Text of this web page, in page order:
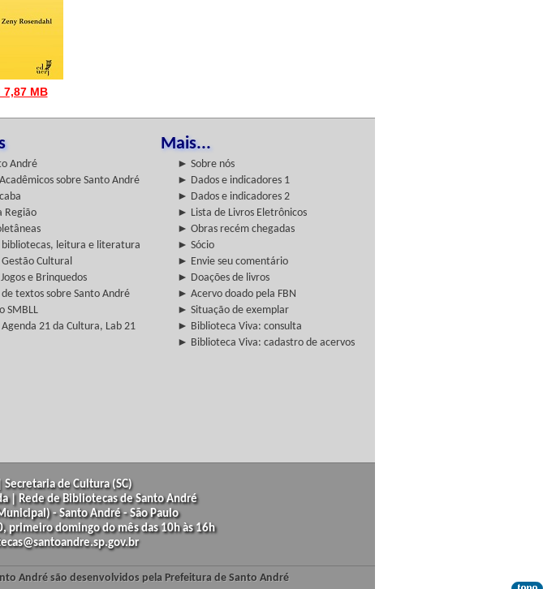
MB
Mais...
André
► Sobre nós
sobre Santo André
► Dados e indicadores 1
► Dados e indicadores 2
Região
► Lista de Livros Eletrônicos
► Obras recém chegadas
leitura e literatura
► Sócio
Cultural
► Envie seu comentário
e Brinquedos
► Doações de livros
textos sobre Santo André
► Acervo doado pela FBN
SMBLL
► Situação de exemplar
21 da Cultura, Lab 21
► Biblioteca Viva: consulta
► Biblioteca Viva: cadastro de acervos
de Cultura (SC)
| Rede de Bibliotecas de Santo André
- Santo André - São Paulo
primeiro domingo do mês das 10h às 16h
André são desenvolvidos pela Prefeitura de Santo André